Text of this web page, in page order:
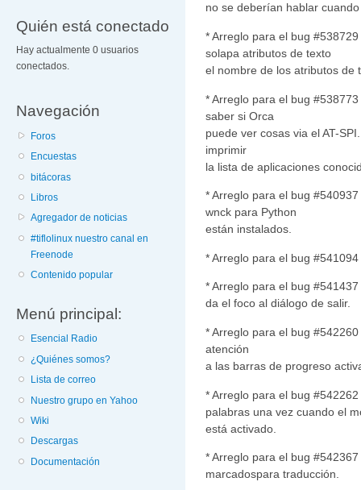
Quién está conectado
Hay actualmente 0 usuarios
conectados.
Navegación
Foros
Encuestas
bitácoras
Libros
Agregador de noticias
#tiflolinux nuestro canal en
Freenode
Contenido popular
Menú principal:
Esencial Radio
¿Quiénes somos?
Lista de correo
Nuestro grupo en Yahoo
Wiki
Descargas
Documentación
no se deberían hablar
* Arreglo para el bug
solapa atributos de texto
el nombre de los atributos de
* Arreglo para el bug
saber si Orca
puede ver cosas via el AT-
imprimir
la lista de aplicaciones
* Arreglo para el bug
wnck para Python
están instalados.
* Arreglo para el bug
* Arreglo para el bug
da el foco al diálogo de salir.
* Arreglo para el bug
atención
a las barras de progreso
* Arreglo para el bug
palabras una vez cuando el
está activado.
* Arreglo para el bug
marcadospara traducción.